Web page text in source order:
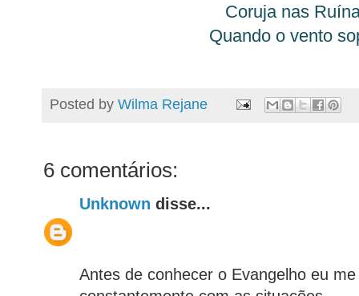
Coruja nas
Quando o vento
Posted by Wilma Rejane
6 comentários:
Unknown disse...
Antes de conhecer o Evangelho eu